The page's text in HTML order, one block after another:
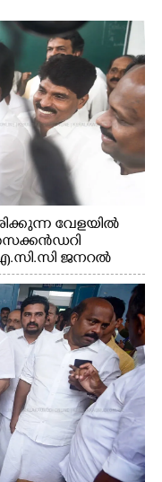
വേളയിൽ
ജനറൽ
എം.പി കുരുന്നിനെ
എക്സൈസ്
ടി. സിദ്ദിഖ്,
സമീപം